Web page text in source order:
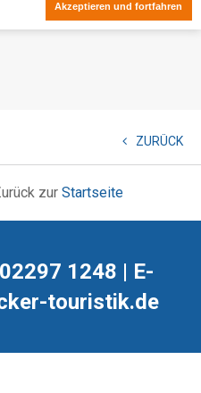
Akzeptieren und fortfahren
ZURÜCK
zur Startseite
1248 | E-
touristik.de